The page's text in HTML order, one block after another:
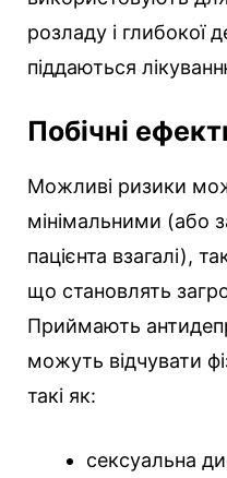
розладу і глибокої
піддаються
Побічні
Можливі ризики
мінімальними (або
пацієнта взагалі),
що становлять
Приймають
можуть відчувати
такі як:
сексуальна